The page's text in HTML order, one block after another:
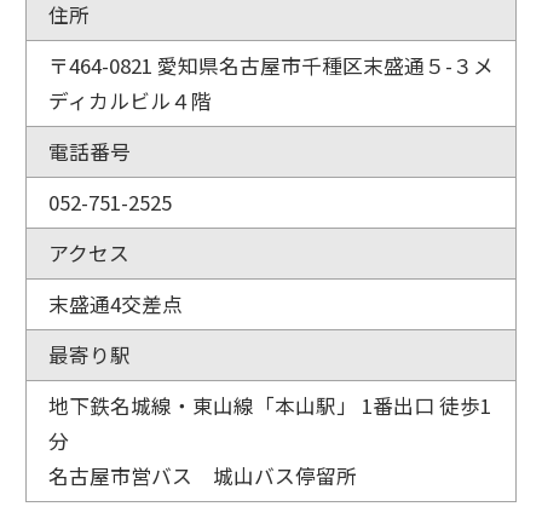
住所
〒464-0821 愛知県名古屋市千種区末盛通５-３メ
ディカルビル４階
電話番号
052-751-2525
アクセス
末盛通4交差点
最寄り駅
地下鉄名城線・東山線「本山駅」 1番出口 徒歩1
分
名古屋市営バス 城山バス停留所